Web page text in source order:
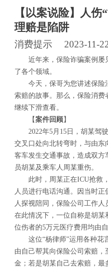
【以案说险】人
理赔是陷阱
消费提示 2023-11-
近年来，保险诈骗案例屡
了各个领域。
今天，保哥为您讲述保险
索赔的故事。那么，保险消
继续下滑查看。
【案件回顾 】
2022年5月15日，胡某驾
交叉口处向北转弯时，与由东
客车发生交通事故，造成双
员胡某及乘车人周某重伤。
此时，周某正在ICU抢救
人员进行电话沟通。因当时
人探视陪同，保险公司工作人
在此情况下，一位自称是胡某
位伤者的5万元医疗费用均由自
这位“杨律师”运用各种花
由自己帮其向保险公司索赔
金；若是胡某自己去索赔，最